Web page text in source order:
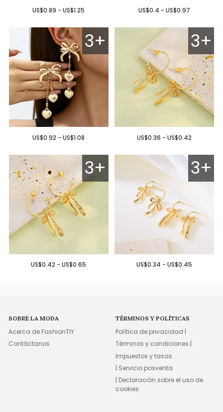
US$0.89 - US$1.25 US$0.4 - US$0.97
3+
US$0.92 - US$1.08
3+
US$0.36 - US$0.42
3+
US$0.42 - US$0.65
3+
US$0.34 - US$0.45
SOBRE LA MODA
Acerca de FashionTIY
Contáctanos
TÉRMINOS Y POLÍTICAS
Política de privacidad |
Términos y condiciones |
Impuestos y tasas
| Servicio posventa
| Declaración sobre el uso de
cookies